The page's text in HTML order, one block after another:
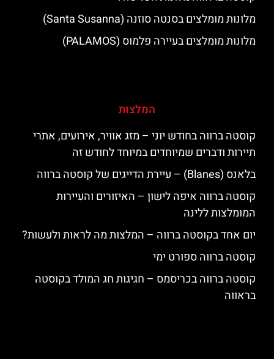
מלונות מומלצים בסנטה סוזנה (Santa Susanna)
מלונות מומלצים בעיירה פלמוס (PALAMOS)
המלצות
קוסטה ברווה בחודש יוני – מזג אוויר, אירועים, אתרי
תיירות ודברים שמיוחדים במיוחד לחודש זה
בלאנס (Blanes) – עיירת הדייגים של קוסטה ברווה
קוסטה ברווה איפה לישון – האיזורים והעיירות
המומלצות ללינה
יום אחד בקוסטה ברווה – המלצות מה לראות ולעשות?
קוסטה ברווה ספורט ימי
קוסטה ברווה בכריסמס – חגיגות חג המולד בקוסטה
בראווה